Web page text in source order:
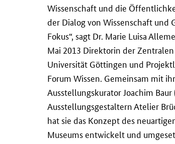
Wissenschaft und die
der Dialog von Wissenschaft und
Fokus“, sagt Dr. Marie Luisa
Mai 2013 Direktorin der
Universität Göttingen und
Forum Wissen. Gemeinsam mit
Ausstellungskurator Joachim
Ausstellungsgestaltern Atelier
hat sie das Konzept des
Museums entwickelt und